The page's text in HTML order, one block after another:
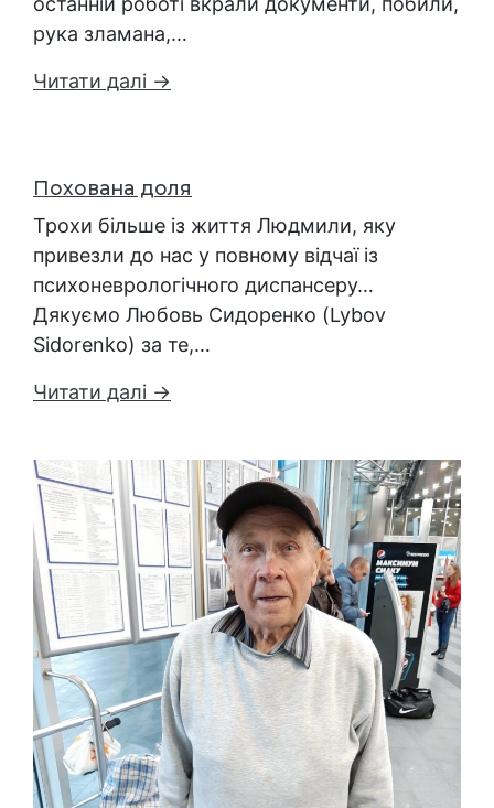
рука зламана,…
Читати далі →
Похована доля
Трохи більше із життя Людмили, яку
привезли до нас у повному відчаї із
психоневрологічного диспансеру…
Дякуємо Любовь Сидоренко (Lybov
Sidorenko) за те,…
Читати далі →